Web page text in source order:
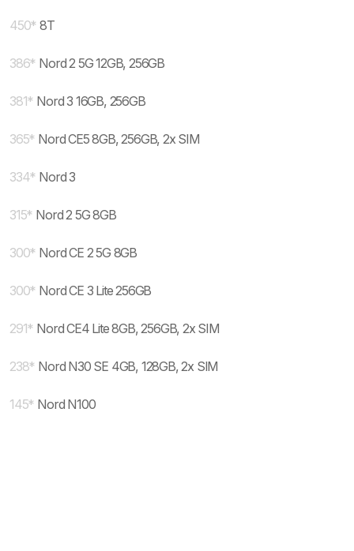
450* 8T
386* Nord 2 5G 12GB, 256GB
381* Nord 3 16GB, 256GB
365* Nord CE5 8GB, 256GB, 2x SIM
334* Nord 3
315* Nord 2 5G 8GB
300* Nord CE 2 5G 8GB
300* Nord CE 3 Lite 256GB
291* Nord CE4 Lite 8GB, 256GB, 2x SIM
238* Nord N30 SE 4GB, 128GB, 2x SIM
145* Nord N100